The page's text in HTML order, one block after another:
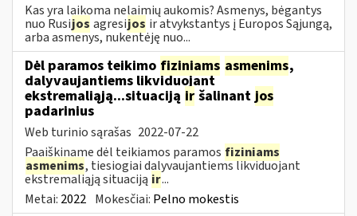
Kas yra laikoma nelaimių aukomis? Asmenys, bėgantys
nuo Rusijos agresijos ir atvykstantys į Europos Sąjungą,
arba asmenys, nukentėję nuo...
Dėl paramos teikimo fiziniams asmenims,
dalyvaujantiems likviduojant
ekstremaliąją...situaciją ir šalinant jos
padarinius
Web turinio sąrašas 2022-07-22
Paaiškiname dėl teikiamos paramos fiziniams
asmenims, tiesiogiai dalyvaujantiems likviduojant
ekstremaliąją situaciją ir...
Metai: 2022 Mokesčiai: Pelno mokestis